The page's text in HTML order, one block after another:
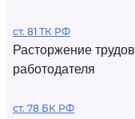
ст. 81 ТК РФ
Расторжение
работодателя
ст. 78 БК РФ